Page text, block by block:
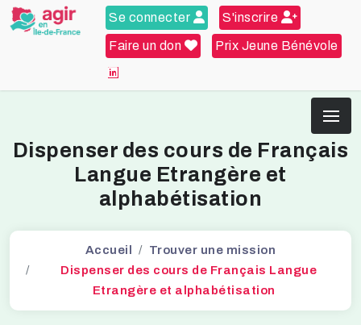
Se connecter S'inscrire
Faire un don Prix Jeune Bénévole
Dispenser des cours de Français
Langue Etrangère et
alphabétisation
Accueil
Trouver une mission
Dispenser des cours de Français Langue
Etrangère et alphabétisation